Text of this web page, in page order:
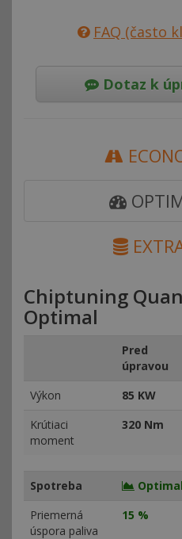
FAQ (často
Dotaz k
Chiptuning
Optimal
Pred
úpravou
Výkon
85 KW
Krútiaci
moment
320 Nm
Spotreba
Priemerná
úspora paliva
15 %